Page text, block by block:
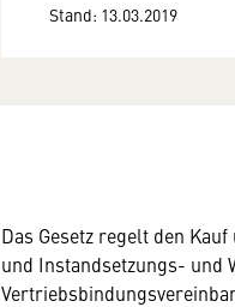
Stand: 13.03.2019
Das Gesetz regelt den
und Instandsetzungs- und